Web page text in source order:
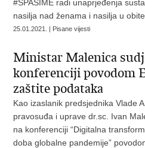
#SPASIME radi unaprjeđenja
nasilja nad ženama i nasilja u
25.01.2021. | Pisane vijesti
Ministar Malenica
konferenciji povodom
zaštite podataka
Kao izaslanik predsjednika Vlade
pravosuđa i uprave dr.sc. Ivan
na konferenciji “Digitalna
doba globalne pandemije”